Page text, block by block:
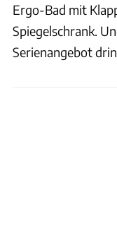
Ergo-Bad mit
Spiegelschrank.
Serienangebot